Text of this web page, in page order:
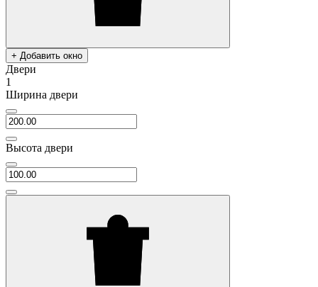
+ Добавить окно
Двери
1
Ширина двери
Высота двери